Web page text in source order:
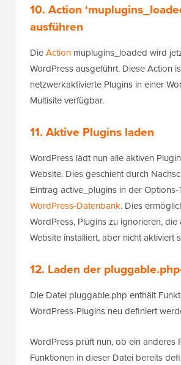
10. Action
ausführen
DieAction muplugins_loaded wird
WordPress ausgeführt. Diese Action
netzwerkaktivierte Plugins in einer
Multisite verfügbar.
11. Aktive Plugins laden
WordPress lädt nun alle aktiven
Website. Dies geschieht durch
Eintrag active_plugins in der
WordPress-Datenbank. Dies
WordPress, Plugins zu ignorieren, die
Website installiert, aber nicht aktiviert
12. Laden der
Die Datei pluggable.php enthält
WordPress-Plugins neu definiert
WordPress prüft nun, ob ein anderes
Funktionen in dieser Datei bereits